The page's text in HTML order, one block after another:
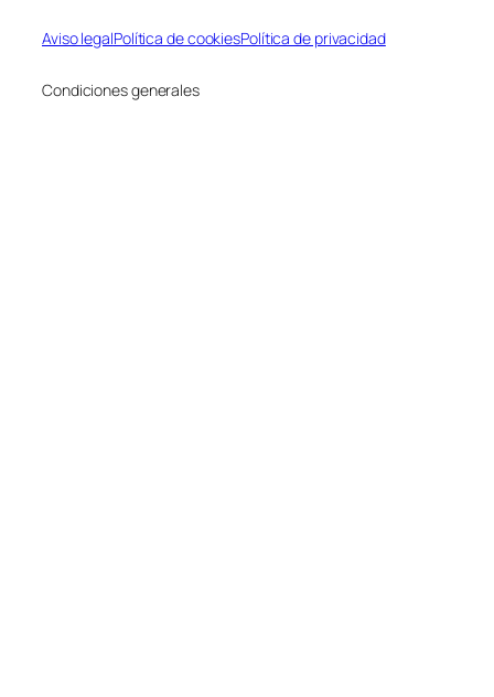
Aviso legalPolítica de cookiesPolítica de privacidad
Condiciones generales